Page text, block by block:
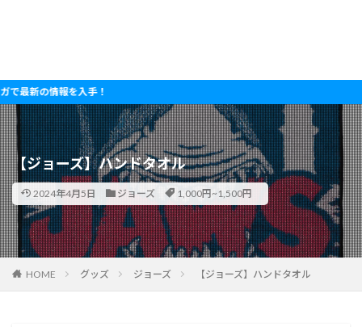
情報を入手！
【ジョーズ】ハンドタオル
2024年4月5日 ジョーズ 1,000円~1,500円
HOME グッズ ジョーズ 【ジョーズ】ハンドタオル